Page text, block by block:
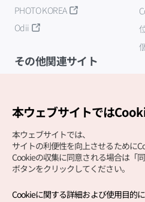
PHOTO KOREA
Odii
その他関連サイト
本ウェブサイトでは
本ウェブサイトでは、
サイトの利便性を向上させるために
Cookieの収集に同意される場合は「同
ボタンをクリックしてください。
Cookieに関する詳細および使用目的